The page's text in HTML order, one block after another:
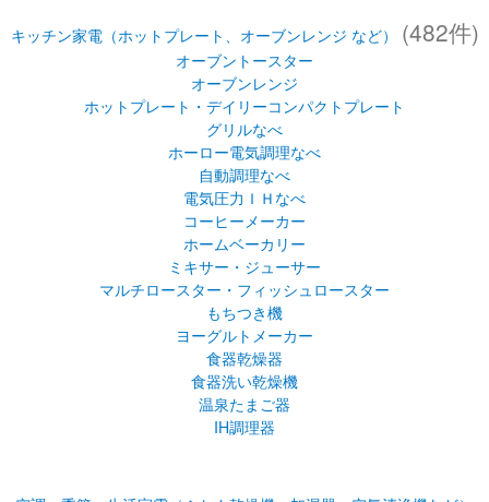
キッチン家電（ホットプレート、オーブンレンジ など） (482件)
オーブントースター
オーブンレンジ
ホットプレート・デイリーコンパクトプレート
グリルなべ
ホーロー電気調理なべ
自動調理なべ
電気圧力ＩＨなべ
コーヒーメーカー
ホームベーカリー
ミキサー・ジューサー
マルチロースター・フィッシュロースター
もちつき機
ヨーグルトメーカー
食器乾燥器
食器洗い乾燥機
温泉たまご器
IH調理器